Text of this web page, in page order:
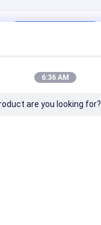
kosmetyków
6:36 AM
are you looking for?